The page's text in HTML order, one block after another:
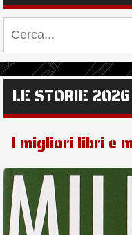
LE STORIE
I migliori libri e